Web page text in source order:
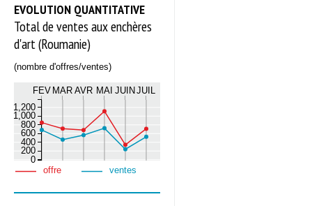
EVOLUTION QUANTITATIVE
Total de ventes aux enchères
d'art (Roumanie)
(nombre d'offres/ventes)
FEV MAR AVR MAI JUIN JUIL
0
200
400
600
800
1,000
1,200
offre ventes